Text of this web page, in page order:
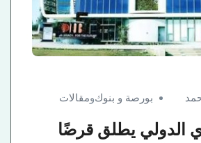
بورصة و بنوكومقالات
الدولي يطلق قرضًا